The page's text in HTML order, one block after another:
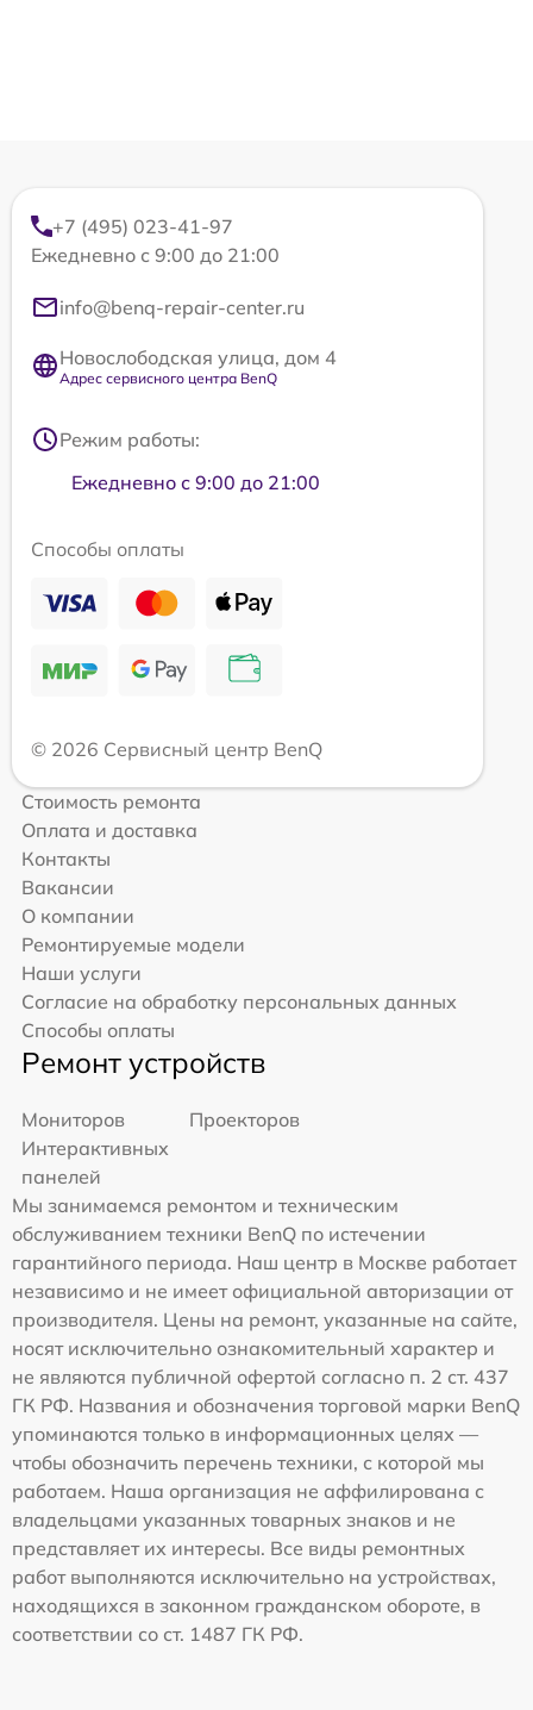
+7 (495) 023-41-97
Ежедневно с 9:00 до 21:00
info@benq-repair-center.ru
Новослободская улица, дом 4
Адрес сервисного центра BenQ
Режим работы:
Ежедневно с 9:00 до 21:00
Способы оплаты
© 2026 Сервисный центр BenQ
Стоимость ремонта
Оплата и доставка
Контакты
Вакансии
О компании
Ремонтируемые модели
Наши услуги
Согласие на обработку персональных данных
Способы оплаты
Ремонт устройств
Мониторов
Проекторов
Интерактивных
панелей
Мы занимаемся ремонтом и техническим
обслуживанием техники BenQ по истечении
гарантийного периода. Наш центр в Москве работает
независимо и не имеет официальной авторизации от
производителя. Цены на ремонт, указанные на сайте,
носят исключительно ознакомительный характер и
не являются публичной офертой согласно п. 2 ст. 437
ГК РФ. Названия и обозначения торговой марки BenQ
упоминаются только в информационных целях —
чтобы обозначить перечень техники, с которой мы
работаем. Наша организация не аффилирована с
владельцами указанных товарных знаков и не
представляет их интересы. Все виды ремонтных
работ выполняются исключительно на устройствах,
находящихся в законном гражданском обороте, в
соответствии со ст. 1487 ГК РФ.